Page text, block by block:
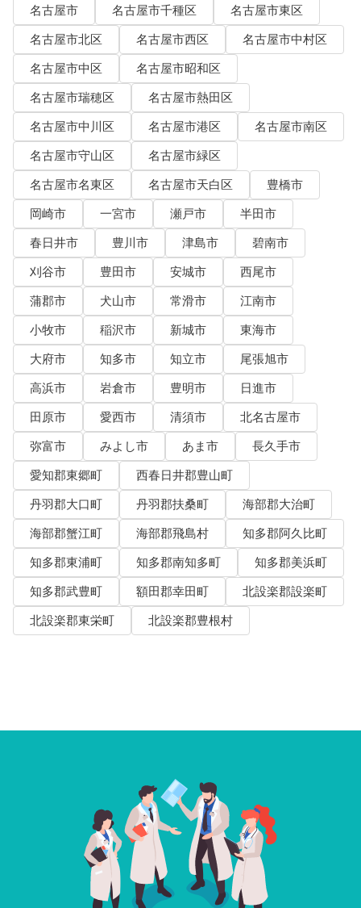
名古屋市 名古屋市千種区
名古屋市東区
名古屋市北区
名古屋市西区
名古屋市中村区
名古屋市中区
名古屋市昭和区
名古屋市瑞穂区
名古屋市熱田区
名古屋市中川区
名古屋市港区
名古屋市南区
名古屋市守山区
名古屋市緑区
名古屋市名東区
名古屋市天白区
豊橋市
岡崎市
一宮市 瀬戸市
半田市
春日井市
豊川市 津島市
碧南市
刈谷市
豊田市 安城市
西尾市
蒲郡市
犬山市 常滑市
江南市
小牧市
稲沢市 新城市
東海市
大府市
知多市 知立市
尾張旭市
高浜市
岩倉市 豊明市
日進市
田原市
愛西市 清須市
北名古屋市
弥富市
みよし市 あま市
長久手市
愛知郡東郷町
西春日井郡豊山町
丹羽郡大口町
丹羽郡扶桑町
海部郡大治町
海部郡蟹江町
海部郡飛島村
知多郡阿久比町
知多郡東浦町
知多郡南知多町
知多郡美浜町
知多郡武豊町
額田郡幸田町
北設楽郡設楽町
北設楽郡東栄町
北設楽郡豊根村